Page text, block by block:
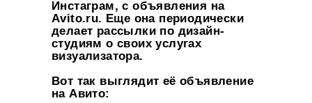
Инстаграм, с объявления на
Аvito.ru. Еще она периодически
делает рассылки по дизайн-
студиям о своих услугах
визуализатора.
Вот так выглядит её объявление
на Авито: